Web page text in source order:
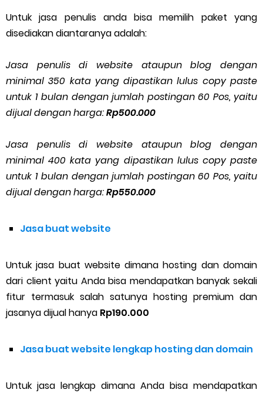
Untuk jasa penulis anda bisa memilih paket yang
disediakan diantaranya adalah:
Jasa penulis di website ataupun blog dengan
minimal 350 kata yang dipastikan lulus copy paste
untuk 1 bulan dengan jumlah postingan 60 Pos, yaitu
dijual dengan harga:Rp500.000
Jasa penulis di website ataupun blog dengan
minimal 400 kata yang dipastikan lulus copy paste
untuk 1 bulan dengan jumlah postingan 60 Pos, yaitu
dijual dengan harga:Rp550.000
Jasa buat website
Untuk jasa buat website dimana hosting dan domain
dari client yaitu Anda bisa mendapatkan banyak sekali
fitur termasuk salah satunya hosting premium dan
jasanya dijual hanya Rp190.000
Jasa buat website lengkap hosting dan domain
Untuk jasa lengkap dimana Anda bisa mendapatkan